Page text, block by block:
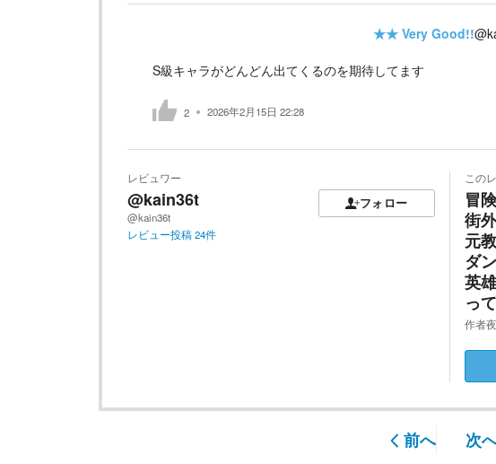
★★ Very Good!!
S級キャラがどんどん出てくるのを期待してます
2 2026年2月15日 22:28
レビュワー
@kain36t
@kain36t
フォロー
レビュー投稿24件
この
冒
街
元
ダ
英
っ
作者
前へ 次